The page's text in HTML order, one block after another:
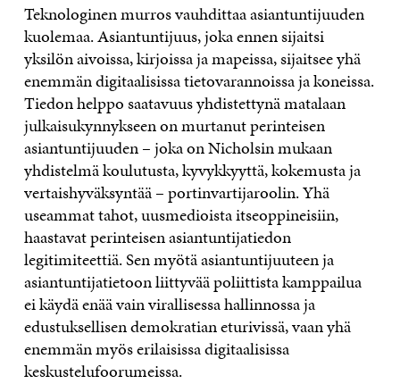
Teknologinen murros vauhdittaa asiantuntijuuden
kuolemaa. Asiantuntijuus, joka ennen sijaitsi
yksilön aivoissa, kirjoissa ja mapeissa, sijaitsee yhä
enemmän digitaalisissa tietovarannoissa ja koneissa.
Tiedon helppo saatavuus yhdistettynä matalaan
julkaisukynnykseen on murtanut perinteisen
asiantuntijuuden – joka on Nicholsin mukaan
yhdistelmä koulutusta, kyvykkyyttä, kokemusta ja
vertaishyväksyntää – portinvartijaroolin. Yhä
useammat tahot, uusmedioista itseoppineisiin,
haastavat perinteisen asiantuntijatiedon
legitimiteettiä. Sen myötä asiantunti­juuteen ja
asiantuntijatietoon liittyvää poliittista kamp­pailua
ei käydä enää vain virallisessa hallinnossa ja
edustuksellisen demokratian eturivissä, vaan yhä
enem­män myös erilaisissa digitaalisissa
keskustelufoorumeissa.